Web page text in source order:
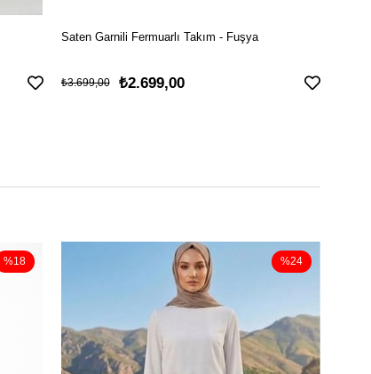
Saten Garnili Fermuarlı Takım - Fuşya
₺2.699,00
₺3.699,00
%18 %24